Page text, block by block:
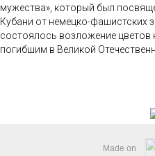
мужества», который был
Кубани от немецко-фашистских
состоялось возложение цветов
погибшим в Великой
Made on